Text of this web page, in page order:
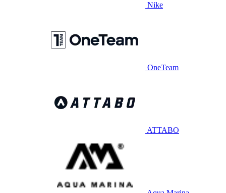
Nike
OneTeam
ATTABO